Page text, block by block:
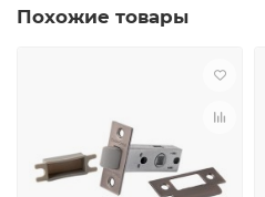
Похожие товары